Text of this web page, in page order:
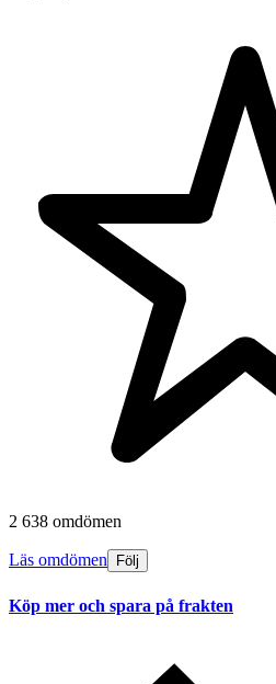
2 638 omdömen
Läs omdömen Följ
Köp mer och spara på frakten